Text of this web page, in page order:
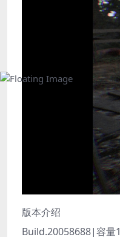
版本介绍
Build.20058688|容量